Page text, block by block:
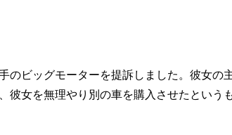
のビッグモーターを提訴しました。彼女の
女を無理やり別の車を購入させたという